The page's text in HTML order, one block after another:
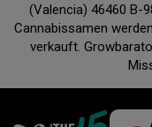
(Valencia) 46460 B-
Cannabissamen
verkauft.